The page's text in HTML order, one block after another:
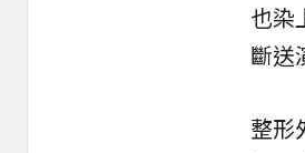
也染
斷送
整形